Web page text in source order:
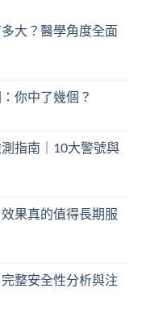
大？醫學角度全面
你中了幾個？
指南｜10大警號與
果真的值得長期服
整安全性分析與注